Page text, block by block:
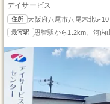
デイサービス
住所 大阪府八尾市八尾木北5-
最寄駅 恩智駅から1.2km、河内